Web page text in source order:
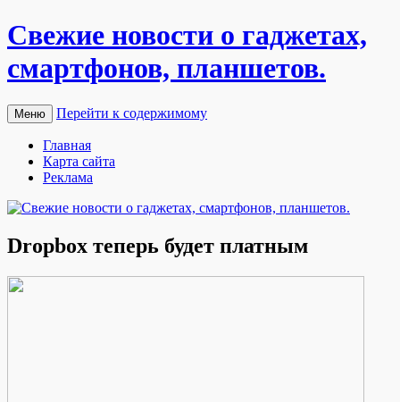
Свежие новости о гаджетах,
смартфонов, планшетов.
Меню Перейти к содержимому
Главная
Карта сайта
Реклама
Dropbox теперь будет платным